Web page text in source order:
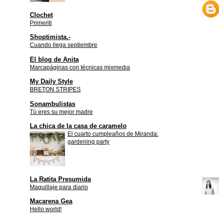
Clochet
Primeriti
Shoptimista.-
Cuando llega septiembre
El blog de Anita
Marcapáginas con técnicas mixmedia
My Daily Style
BRETON STRIPES
Sonambulistas
Tú eres su mejor madre
La chica de la casa de caramelo
El cuarto cumpleaños de Miranda:
gardening party
La Ratita Presumida
Maquillaje para diario
Macarena Gea
Hello world!